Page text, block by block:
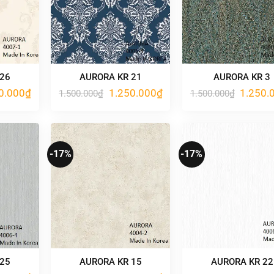
₫Giá
hiện
1.250.000₫.
AURORA KR 21
1.500.000₫ Giá
1.250.000₫Giá
hiện
1.250.000₫.
AURORA KR 3
1.500.000₫ Giá
-17%
AURORA KR 15
-17%
AURORA KR 22